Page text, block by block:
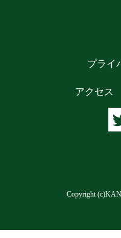
プライ
アクセス
Copyright